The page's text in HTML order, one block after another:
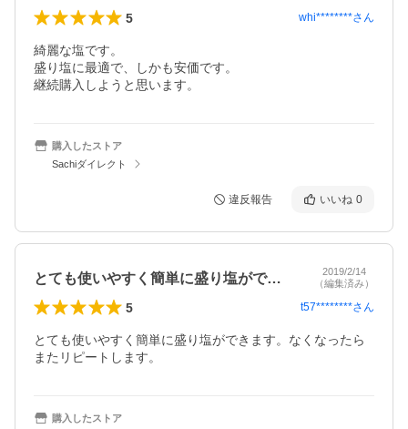
5 whi********さん
綺麗な塩です。
盛り塩に最適で、しかも安価です。
継続購入しようと思います。
購入したストア
Sachiダイレクト
違反報告 いいね 0
とても使いやすく簡単に盛り塩ができます…
2019/2/14
（編集済み）
5 t57********さん
とても使いやすく簡単に盛り塩ができます。なくなったら
またリピートします。
購入したストア